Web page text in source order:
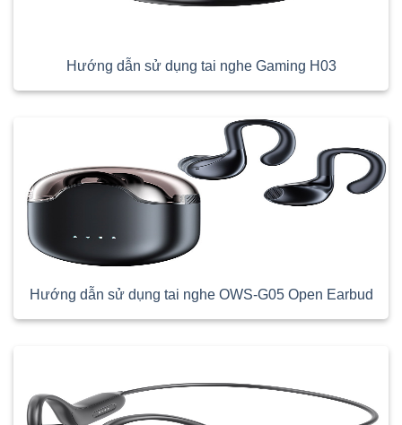
Hướng dẫn sử dụng tai nghe Gaming H03
Hướng dẫn sử dụng tai nghe OWS-G05 Open Earbud